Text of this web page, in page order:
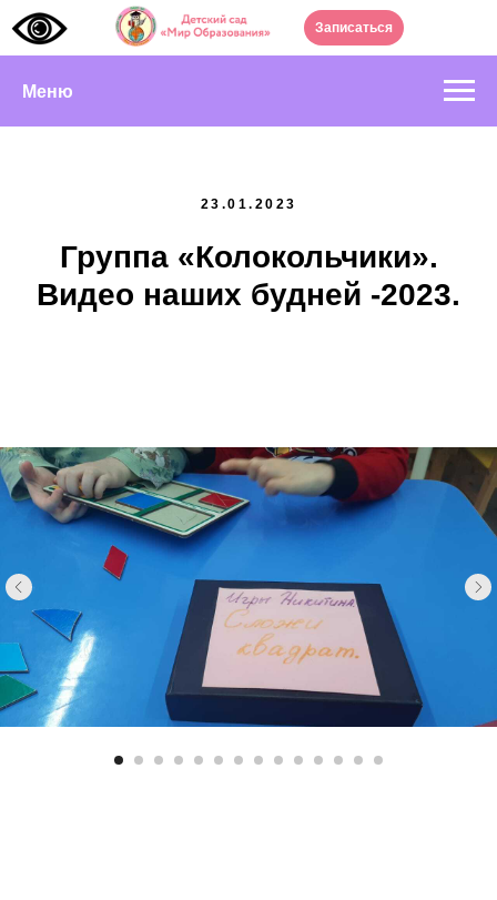
Записаться
Меню
23.01.2023
Группа «Колокольчики».
Видео наших будней -2023.